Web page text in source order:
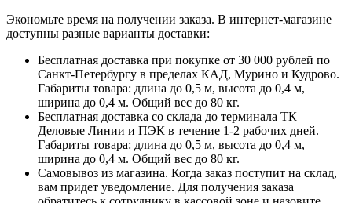
Экономьте время на получении заказа. В интернет-магазине
доступны разные варианты доставки:
Бесплатная доставка при покупке от 30 000 рублей по
Санкт-Петербургу в пределах КАД, Мурино и Кудрово.
Габариты товара: длина до 0,5 м, высота до 0,4 м,
ширина до 0,4 м. Общий вес до 80 кг.
Бесплатная доставка со склада до терминала ТК
Деловые Линии и ПЭК в течение 1-2 рабочих дней.
Габариты товара: длина до 0,5 м, высота до 0,4 м,
ширина до 0,4 м. Общий вес до 80 кг.
Самовывоз из магазина. Когда заказ поступит на склад,
вам придет уведомление. Для получения заказа